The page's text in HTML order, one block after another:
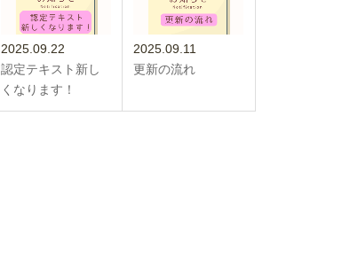
2025.09.22
認定テキスト新し
くなります！
2025.09.11
更新の流れ